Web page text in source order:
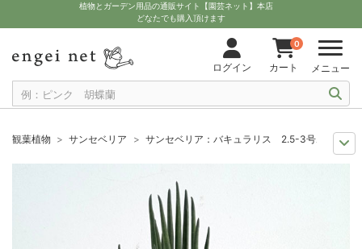
植物とガーデン用品の通販サイト【園芸ネット】本店
どなたでも購入頂けます
ログイン
0
カート メニュー
観葉植物 サンセベリア
サンセベリア：バキュラリス 2.5-3号ポット
多肉植物を楽しもう